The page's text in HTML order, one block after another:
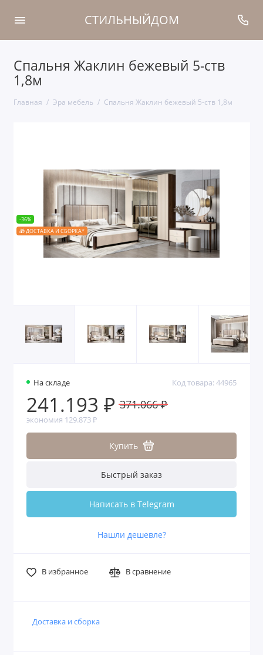
СТИЛЬНЫЙДОМ
Спальня Жаклин бежевый 5-ств
1,8м
Главная Эра мебель Спальня Жаклин бежевый 5-ств 1,8м
-36%
🎁 ДОСТАВКА И СБОРКА*
На складе Код товара: 44965
241.193 ₽ 371.066 ₽
экономия 129.873 ₽
Купить
Быстрый заказ
Написать в Telegram
Нашли дешевле?
В избранное В сравнение
Доставка и сборка